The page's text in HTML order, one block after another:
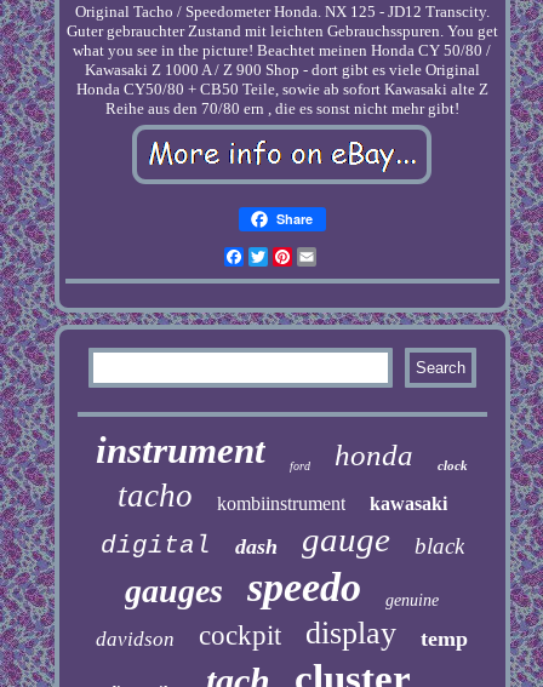
Original Tacho / Speedometer Honda. NX 125 - JD12 Transcity.
Guter gebrauchter Zustand mit leichten Gebrauchsspuren. You get
what you see in the picture! Beachtet meinen Honda CY 50/80 /
Kawasaki Z 1000 A / Z 900 Shop - dort gibt es viele Original
Honda CY50/80 + CB50 Teile, sowie ab sofort Kawasaki alte Z
Reihe aus den 70/80 ern , die es sonst nicht mehr gibt!
Share
Facebook
TwitterPinterest
instrument ford honda clock
tacho kombiinstrument kawasaki
digital dash gauge black
gauges speedo genuine
davidson cockpit display temp
cluster